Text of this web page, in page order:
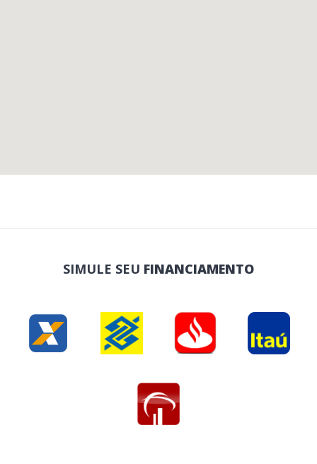
SIMULE SEU FINANCIAMENTO